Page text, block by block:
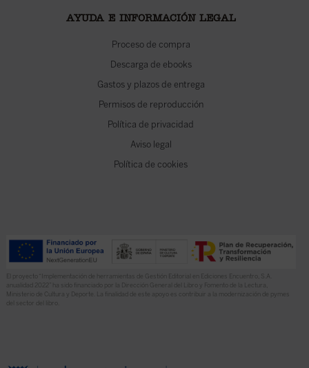
AYUDA E INFORMACIÓN LEGAL
Proceso de compra
Descarga de ebooks
Gastos y plazos de entrega
Permisos de reproducción
Política de privacidad
Aviso legal
Política de cookies
El proyecto “Implementación de herramientas de Gestión Editorial en Ediciones Encuentro, S.A.
anualidad 2022” ha sido financiado por la Dirección General del Libro y Fomento de la Lectura,
Ministerio de Cultura y Deporte. La finalidad de este apoyo es contribuir a la modernización de pymes
del sector del libro.